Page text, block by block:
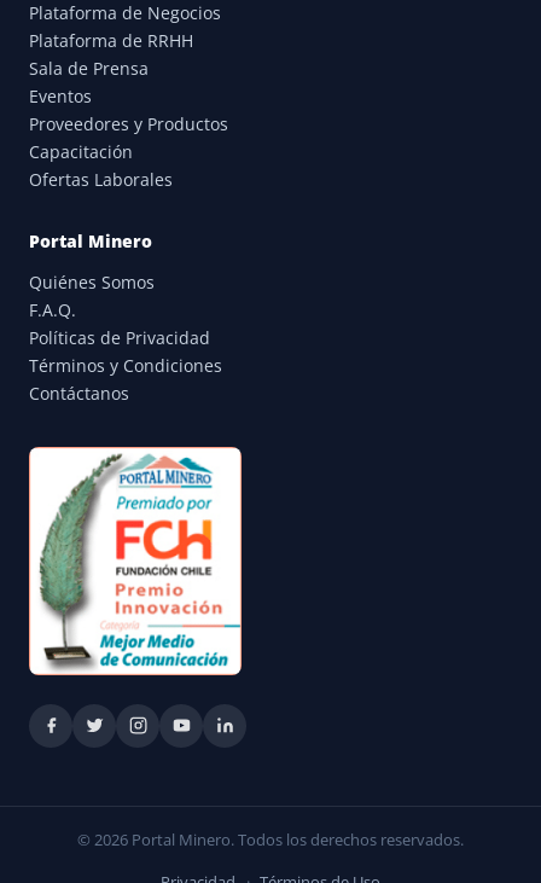
Plataforma de Negocios
Plataforma de RRHH
Sala de Prensa
Eventos
Proveedores y Productos
Capacitación
Ofertas Laborales
Portal Minero
Quiénes Somos
F.A.Q.
Políticas de Privacidad
Términos y Condiciones
Contáctanos
© 2026 Portal Minero. Todos los derechos reservados.